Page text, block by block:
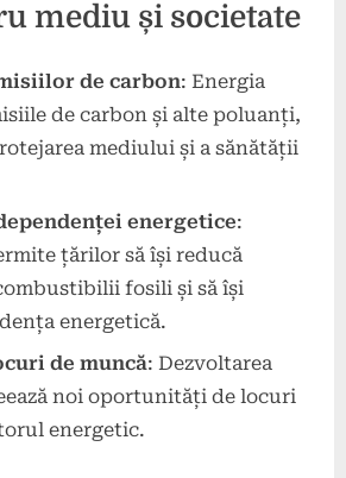
mediu și societate
de carbon: Energia
de carbon și alte poluanți,
mediului și a sănătății
energetice:
țărilor să își reducă
fosili și să își
energetică.
de muncă: Dezvoltarea
noi oportunități de locuri
energetic.